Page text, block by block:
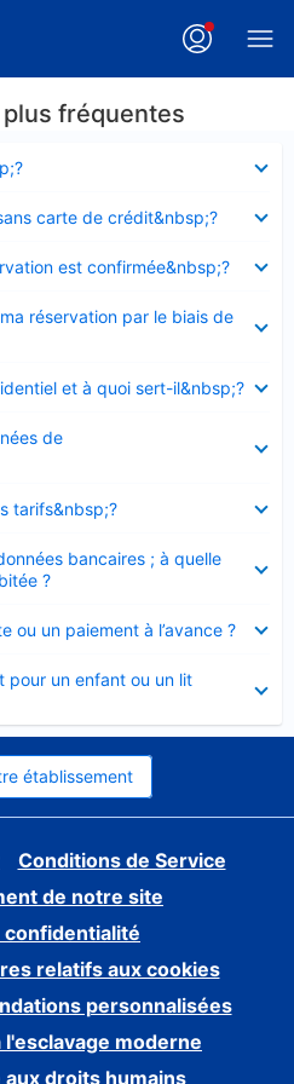
fréquentes
carte de crédit&nbsp;?
est confirmée&nbsp;?
réservation par le biais de
et à quoi sert-il&nbsp;?
de
tarifs&nbsp;?
bancaires ; à quelle
?
ou un paiement à l’avance ?
pour un enfant ou un lit
établissement
Conditions de Service
de notre site
confidentialité
relatifs aux cookies
personnalisées
moderne
droits humains